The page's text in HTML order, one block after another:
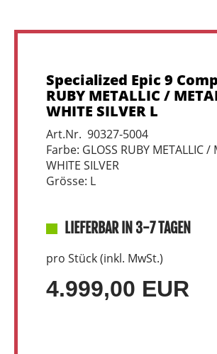
Specialized Epic 9
RUBY METALLIC /
WHITE SILVER L
Art.Nr. 90327-5004
Farbe: GLOSS RUBY METALLIC /
WHITE SILVER
Grösse: L
LIEFERBAR IN 3-7 TAGEN
pro Stück (inkl. MwSt.)
4.999,00 EUR